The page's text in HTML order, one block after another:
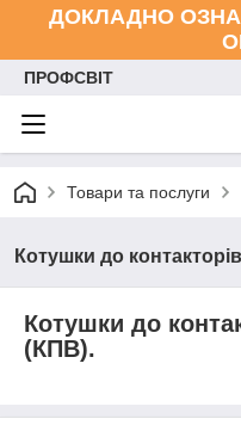
ДОКЛАДНО
ПРОФСВІТ
Товари та послуги
Котушки до контакторів
Котушки до
(КПВ).